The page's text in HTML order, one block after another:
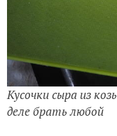
Кусочки сыра из
деле брать любой